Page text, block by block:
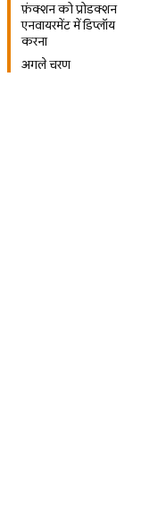
फ़ंक्शन को प्रोडक्शन
एनवायरमेंट में डिप्लॉय
करना
अगले चरण